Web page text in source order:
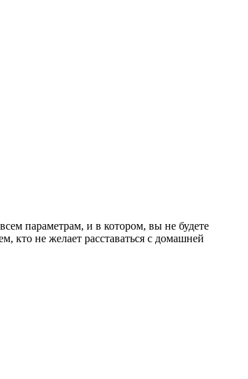
параметрам, и в котором, вы не будете
кто не желает расставаться с домашней